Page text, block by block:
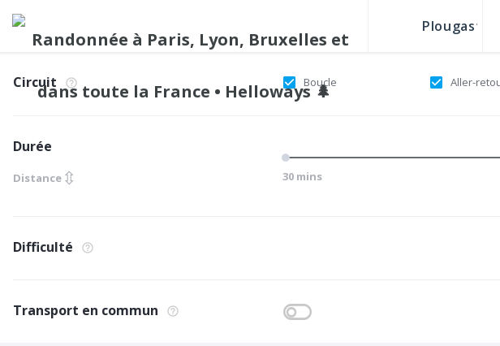
Circuit Boucle Aller-
Durée
Distance ⇳ 30 mins
Difficulté
Transport en commun